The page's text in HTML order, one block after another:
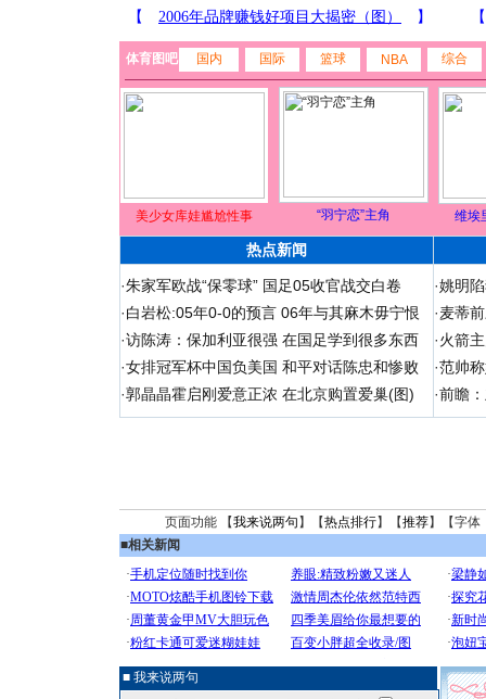
体育图吧 国内 国际 篮球 NBA 综合
美少女库娃尴尬性事 “羽宁恋”主角 维埃
热点新闻
·朱家军欧战“保零球” 国足05收官战交白卷
·白岩松:05年0-0的预言 06年与其麻木毋宁恨
·访陈涛：保加利亚很强 在国足学到很多东西
·女排冠军杯中国负美国 和平对话陈忠和惨败
·郭晶晶霍启刚爱意正浓 在北京购置爱巢(图)
·姚明
·麦蒂
·火箭
·范帅
·前瞻
页面功能 【我来说两句 】【热点排行】【推荐】【字体
■相关新闻
■ 我来说两句